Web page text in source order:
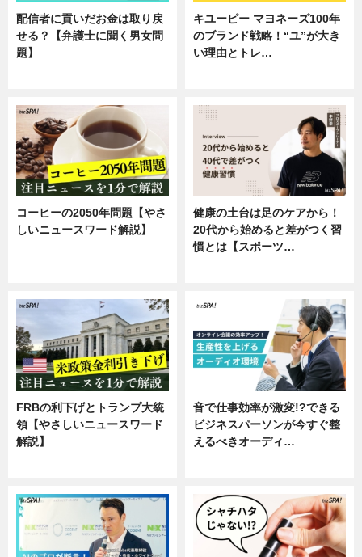
配信者に貢いだお金は取り戻
せる？【弁護士に聞く男女問
題】
キユーピー マヨネーズ100年
のブランド戦略！“ユ”が大き
い理由とトレ…
コーヒーの2050年問題【やさ
しいニュースワード解説】
健康の土台は足のケアから！
20代から始めると差がつく習
慣とは【スポーツ…
FRBの利下げとトランプ大統
領【やさしいニュースワード
解説】
音で仕事効率が激変!?できる
ビジネスパーソンが今すぐ整
えるべきオーディ…